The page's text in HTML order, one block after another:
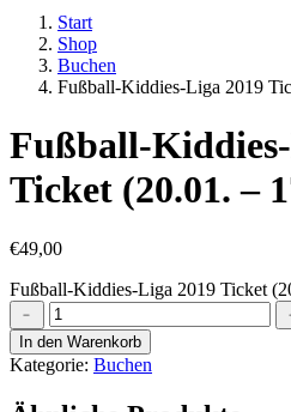
Start
Shop
Buchen
Fußball-Kiddies-Liga 2019
Fußball-
Ticket (20.01. –
€49,00
Fußball-Kiddies-Liga 2019 Ticket
﹣
In den Warenkorb
Kategorie: Buchen